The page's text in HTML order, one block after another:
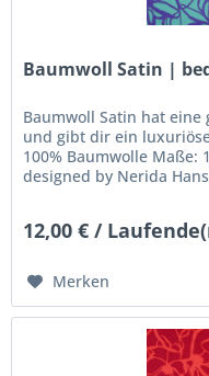
Baumwoll Satin |
Baumwoll Satin hat
und gibt dir ein
100% Baumwolle Maße:
designed by Nerida
12,00 € /
Merken